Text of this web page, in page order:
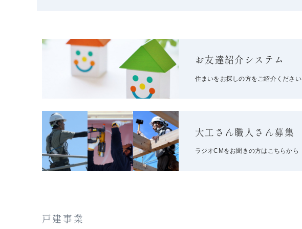
お友達紹介システム
住まいをお探しの方をご紹介ください
大工さん職人さん募集
ラジオCMをお聞きの方はこちらから
戸建事業